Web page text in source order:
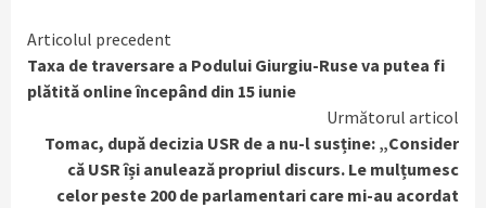
Continue
Reading
Articolul precedent
Taxa de traversare a Podului Giurgiu-Ruse va putea fi
plătită online începând din 15 iunie
Următorul articol
Tomac, după decizia USR de a nu-l susține: „Consider
că USR își anulează propriul discurs. Le mulțumesc
celor peste 200 de parlamentari care mi-au acordat